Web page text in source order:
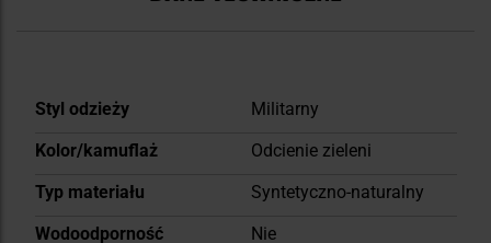
Więcej
Styl odzieży
Militarny
Kolor/kamuflaż
Odcienie zieleni
Typ materiału
Syntetyczno-naturalny
Wodoodporność
Nie